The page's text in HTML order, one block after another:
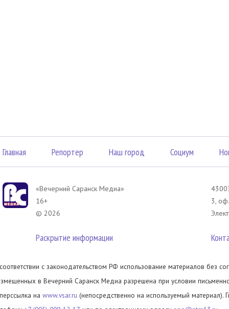
Главная Репортер Наш город Социум
«Вечерний Саранск Mедиа»
16+
© 2026
Раскрытие информации
3,
с законодательством РФ использование материалов без
в Вечерний Саранск Медиа разрешена при условии
на www.vsar.ru (непосредственно на используемый материал).